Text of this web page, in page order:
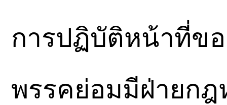
การปฏิบัติหน้าที่ข
พรรคย่อมมีฝ่ายก